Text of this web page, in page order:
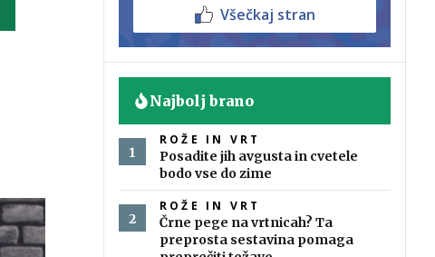
Všečkaj stran
Najbolj brano
ROŽE IN VRT
Posadite jih avgusta in cvetele
bodo vse do zime
ROŽE IN VRT
Črne pege na vrtnicah? Ta
preprosta sestavina pomaga